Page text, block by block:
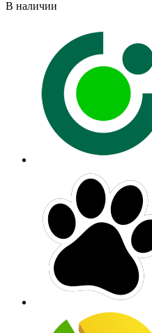
В наличии